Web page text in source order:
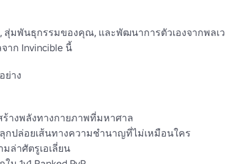
มพันธุกรรมของคุณ, และพัฒนาการตัวเองจากพลเว
าก Invincible นี้
ย่าง
ร้างพลังทางกายภาพที่มหาศาล
กปล่อยเส้นทางความชำนาญที่ไม่เหมือนใคร
ล่าศัตรูเอเลี่ยน